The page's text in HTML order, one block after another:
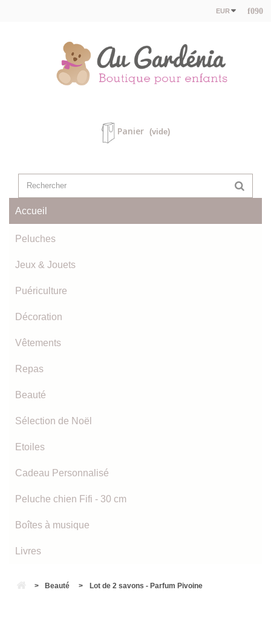
EUR
Panier (vide)
Accueil
Peluches
Jeux & Jouets
Puériculture
Décoration
Vêtements
Repas
Beauté
Sélection de Noël
Etoiles
Cadeau Personnalisé
Peluche chien Fifi - 30 cm
Boîtes à musique
Livres
> Beauté > Lot de 2 savons - Parfum Pivoine